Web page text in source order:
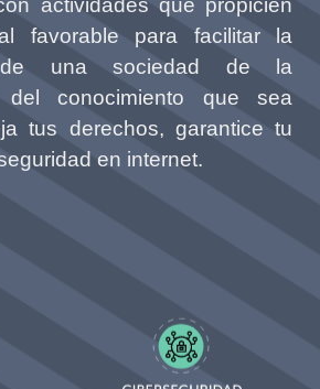
actividades que propicien
favorable para facilitar la
de una sociedad de la
del conocimiento que sea
tus derechos, garantice tu
en internet.